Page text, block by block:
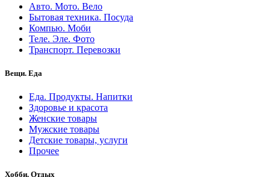
Авто. Мото. Вело
Бытовая техника. Посуда
Компью. Моби
Теле. Эле. Фото
Транспорт. Перевозки
Вещи. Еда
Еда. Продукты. Напитки
Здоровье и красота
Женские товары
Мужские товары
Детские товары, услуги
Прочее
Хобби. Отдых